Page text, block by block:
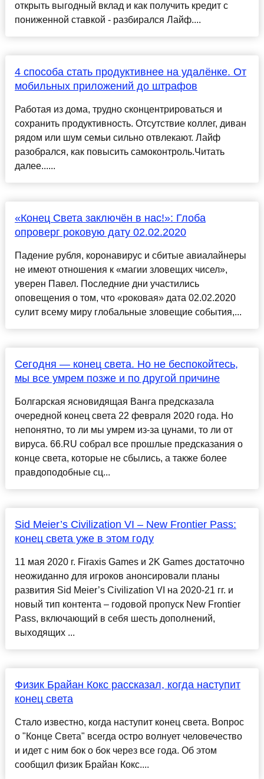
открыть выгодный вклад и как получить кредит с
пониженной ставкой - разбирался Лайф....
4 способа стать продуктивнее на удалёнке. От
мобильных приложений до штрафов
Работая из дома, трудно сконцентрироваться и
сохранить продуктивность. Отсутствие коллег, диван
рядом или шум семьи сильно отвлекают. Лайф
разобрался, как повысить самоконтроль.Читать
далее......
«Конец Света заключён в нас!»: Глоба
опроверг роковую дату 02.02.2020
Падение рубля, коронавирус и сбитые авиалайнеры
не имеют отношения к «магии зловещих чисел»,
уверен Павел. Последние дни участились
оповещения о том, что «роковая» дата 02.02.2020
сулит всему миру глобальные зловещие события,...
Сегодня — конец света. Но не беспокойтесь,
мы все умрем позже и по другой причине
Болгарская ясновидящая Ванга предсказала
очередной конец света 22 февраля 2020 года. Но
непонятно, то ли мы умрем из-за цунами, то ли от
вируса. 66.RU собрал все прошлые предсказания о
конце света, которые не сбылись, а также более
правдоподобные сц...
Sid Meier’s Civilization VI – New Frontier Pass:
конец света уже в этом году
11 мая 2020 г. Firaxis Games и 2K Games достаточно
неожиданно для игроков анонсировали планы
развития Sid Meier’s Civilization VI на 2020-21 гг. и
новый тип контента – годовой пропуск New Frontier
Pass, включающий в себя шесть дополнений,
выходящих ...
Физик Брайан Кокс рассказал, когда наступит
конец света
Стало известно, когда наступит конец света. Вопрос
о "Конце Света" всегда остро волнует человечество
и идет с ним бок о бок через все года. Об этом
сообщил физик Брайан Кокс....